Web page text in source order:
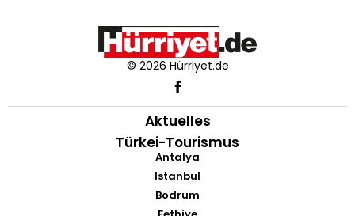
© 2026 Hürriyet.de
Aktuelles
Türkei-Tourismus
Antalya
Istanbul
Bodrum